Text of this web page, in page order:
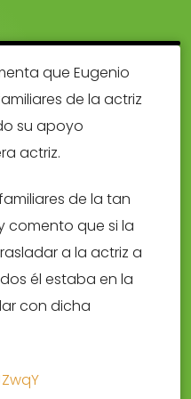
que Eugenio
de la actriz
su apoyo
actriz.
de la tan
comento que si la
a la actriz a
él estaba en la
con dicha